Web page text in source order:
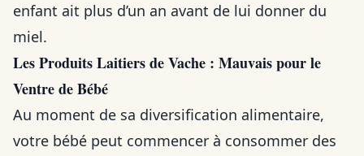
enfant ait plus d’un an avant de lui donner du
miel.
Les Produits Laitiers de Vache : Mauvais pour le
Ventre de Bébé
Au moment de sa diversification alimentaire,
votre bébé peut commencer à consommer des